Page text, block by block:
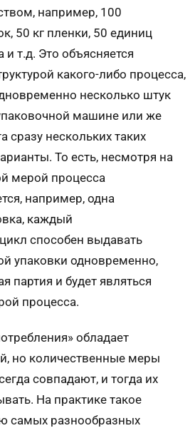
например, 100
50 кг пленки, 50 единиц
и т.д. Это объясняется
какого-либо процесса,
несколько штук
машине или же
сразу нескольких таких
То есть, несмотря на
мерой процесса
например, одна
каждый
способен выдавать
упаковки одновременно,
партия и будет являться
процесса.
обладает
но количественные меры
совпадают, и тогда их
На практике такое
самых разнообразных